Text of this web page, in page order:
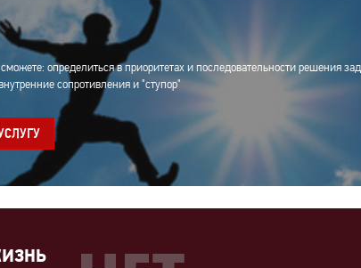
определиться в приоритетах и последовательности решения
сопротивления и "ступор"